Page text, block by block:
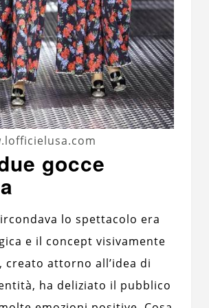
gocce
lo spettacolo era
e il concept visivamente
creato attorno all’idea di
ha deliziato il pubblico